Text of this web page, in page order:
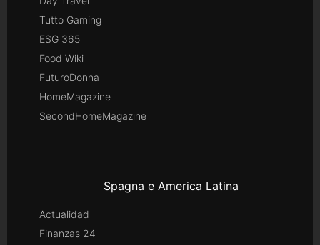
Tutto Gaming
ESG 365
Food Wiki
FuturoDonna
HomeMagazine
SecondHomeMagazine
Spagna e America Latina
Actualidad
Finanzas 24